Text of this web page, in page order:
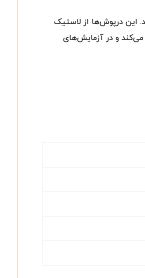
این درپوش‌ها از لاستیک
می‌کند و در آزمایش‌های